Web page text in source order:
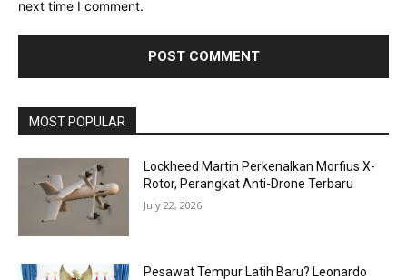
next time I comment.
MOST POPULAR
Lockheed Martin Perkenalkan Morfius X-
Rotor, Perangkat Anti-Drone Terbaru
July 22, 2026
Pesawat Tempur Latih Baru? Leonardo